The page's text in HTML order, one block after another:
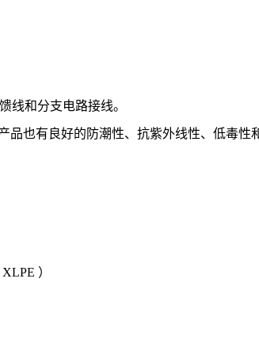
线和分支电路接线。
也有良好的防潮性、抗紫外线性、低毒性
）